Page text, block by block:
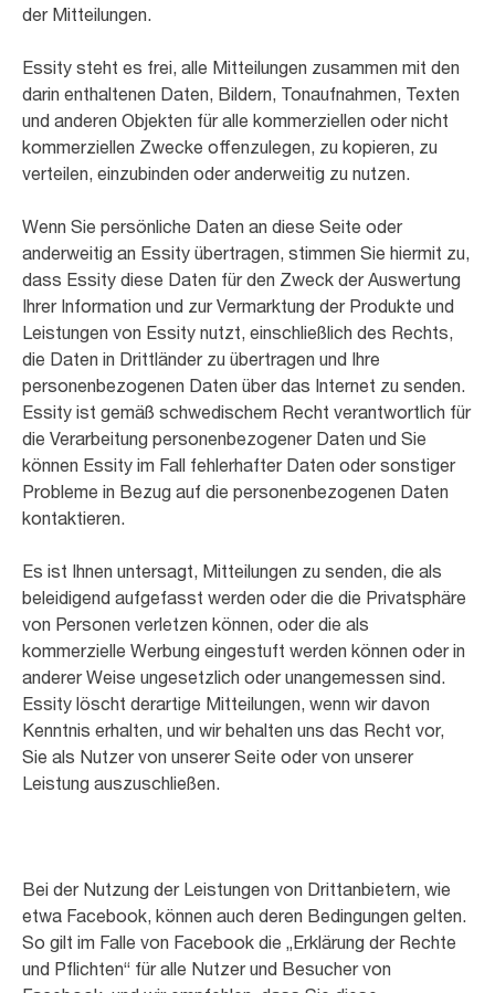
der Mitteilungen.
Essity steht es frei, alle Mitteilungen zusammen mit den
darin enthaltenen Daten, Bildern, Tonaufnahmen, Texten
und anderen Objekten für alle kommerziellen oder nicht
kommerziellen Zwecke offenzulegen, zu kopieren, zu
verteilen, einzubinden oder anderweitig zu nutzen.
Wenn Sie persönliche Daten an diese Seite oder
anderweitig an Essity übertragen, stimmen Sie hiermit zu,
dass Essity diese Daten für den Zweck der Auswertung
Ihrer Information und zur Vermarktung der Produkte und
Leistungen von Essity nutzt, einschließlich des Rechts,
die Daten in Drittländer zu übertragen und Ihre
personenbezogenen Daten über das Internet zu senden.
Essity ist gemäß schwedischem Recht verantwortlich für
die Verarbeitung personenbezogener Daten und Sie
können Essity im Fall fehlerhafter Daten oder sonstiger
Probleme in Bezug auf die personenbezogenen Daten
kontaktieren.
Es ist Ihnen untersagt, Mitteilungen zu senden, die als
beleidigend aufgefasst werden oder die die Privatsphäre
von Personen verletzen können, oder die als
kommerzielle Werbung eingestuft werden können oder in
anderer Weise ungesetzlich oder unangemessen sind.
Essity löscht derartige Mitteilungen, wenn wir davon
Kenntnis erhalten, und wir behalten uns das Recht vor,
Sie als Nutzer von unserer Seite oder von unserer
Leistung auszuschließen.
Bei der Nutzung der Leistungen von Drittanbietern, wie
etwa Facebook, können auch deren Bedingungen gelten.
So gilt im Falle von Facebook die „Erklärung der Rechte
und Pflichten“ für alle Nutzer und Besucher von